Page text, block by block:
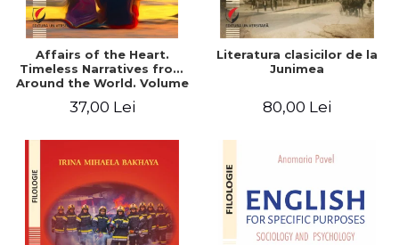
Affairs of the Heart.
Timeless Narratives from
Around the World. Volume
37,00 Lei
Literatura clasicilor de la
Junimea
80,00 Lei